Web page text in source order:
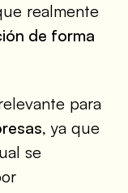
realmente
de forma
para
, ya que
se